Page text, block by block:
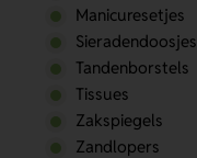
Manicuresetjes
Sieradendoosjes
Tandenborstels
Tissues
Zakspiegels
Zandlopers